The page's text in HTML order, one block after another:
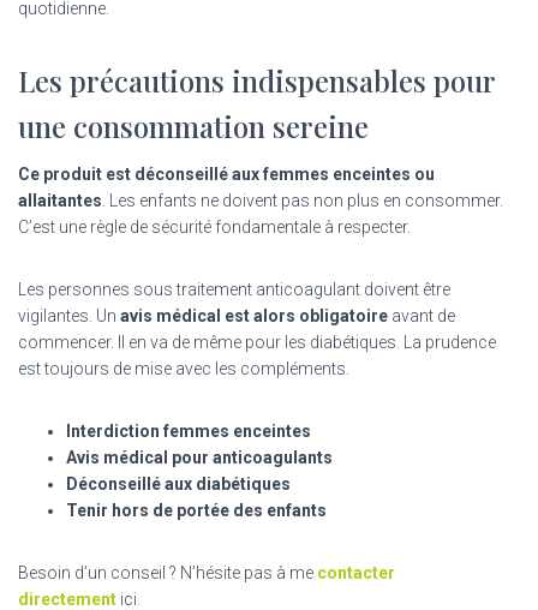
quotidienne.
Les précautions indispensables pour
une consommation sereine
Ce produit est déconseillé aux femmes enceintes ou
allaitantes. Les enfants ne doivent pas non plus en consommer.
C’est une règle de sécurité fondamentale à respecter.
Les personnes sous traitement anticoagulant doivent être
vigilantes. Un avis médical est alors obligatoire avant de
commencer. Il en va de même pour les diabétiques. La prudence
est toujours de mise avec les compléments.
Interdiction femmes enceintes
Avis médical pour anticoagulants
Déconseillé aux diabétiques
Tenir hors de portée des enfants
Besoin d’un conseil ? N’hésite pas à me contacter
directement ici.